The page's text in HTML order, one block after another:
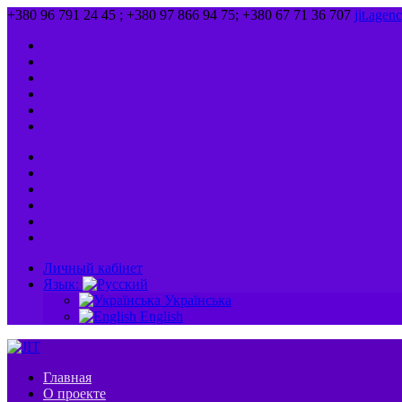
+380 96 791 24 45 ; +380 97 866 94 75; +380 67 71 36 707
Личный кабінет
Язык:
Українська
English
Главная
О проекте